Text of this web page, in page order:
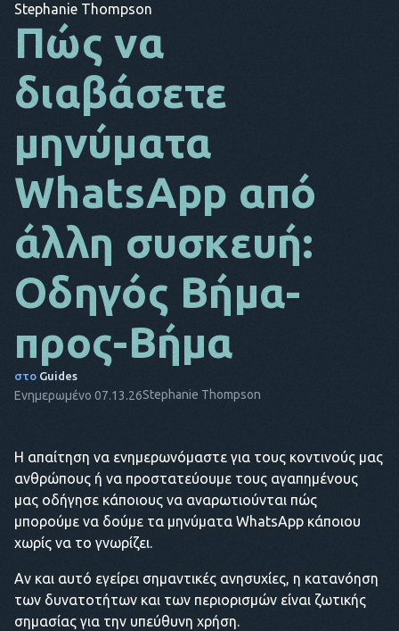
NL
TR
PT
Stephanie Thompson
Πώς να
διαβάσετε
μηνύματα
WhatsApp από
άλλη συσκευή:
Οδηγός Βήμα-
προς-Βήμα
στο Guides
Ενημερωμένο 07.13.26Stephanie Thompson
Η απαίτηση να ενημερωνόμαστε για τους κοντινούς μας
ανθρώπους ή να προστατεύουμε τους αγαπημένους
μας οδήγησε κάποιους να αναρωτιούνται πώς
μπορούμε να δούμε τα μηνύματα WhatsApp κάποιου
χωρίς να το γνωρίζει.
Αν και αυτό εγείρει σημαντικές ανησυχίες, η κατανόηση
των δυνατοτήτων και των περιορισμών είναι ζωτικής
σημασίας για την υπεύθυνη χρήση.